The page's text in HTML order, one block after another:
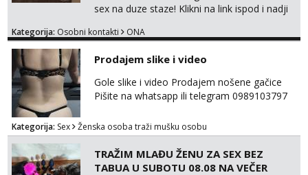
sex na duze staze! Klikni na link ispod i nadji
Kategorija: Osobni kontakti ONA
Prodajem slike i video
Gole slike i video Prodajem nošene gačice
Pišite na whatsapp ili telegram 0989103797
Kategorija: Sex Ženska osoba traži mušku osobu
TRAŽIM MLAĐU ŽENU ZA SEX BEZ
TABUA U SUBOTU 08.08 NA VEČER